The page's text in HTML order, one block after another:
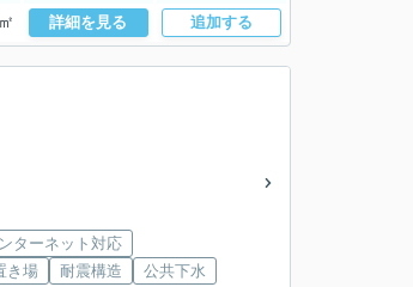
詳細を見る 追加する
ターネット対応
き場
耐震構造 公共下水